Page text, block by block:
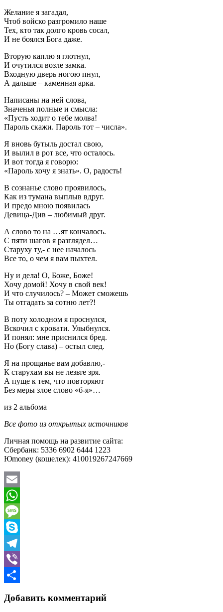
Желание я загадал,
Чтоб войско разгромило наше
Тех, кто так долго кровь сосал,
И не боялся Бога даже.
Вторую каплю я глотнул,
И очутился возле замка.
Входную дверь ногою пнул,
А дальше – каменная арка.
Написаны на ней слова,
Значенья полные и смысла:
«Пусть ходит о тебе молва!
Пароль скажи. Пароль тот – числа».
Я вновь бутыль достал свою,
И вылил в рот все, что осталось.
И вот тогда я говорю:
«Пароль хочу я знать». О, радость!
В сознанье слово проявилось,
Как из тумана выплыв вдруг.
И предо мною появилась
Девица-Див – любимый друг.
А слово то на …ят кончалось.
С пяти шагов я разглядел…
Старуху ту,- с нее началось
Все то, о чем я вам пыхтел.
Ну и дела! О, Боже, Боже!
Хочу домой! Хочу в свой век!
И что случилось? – Может сможешь
Ты отгадать за сотню лет?!
В поту холодном я проснулся,
Вскочил с кровати. Улыбнулся.
И понял: мне приснился бред.
Но (Богу слава) – остыл след.
Я на прощанье вам добавлю,-
К старухам вы не лезьте зря.
А пуще к тем, что повторяют
Без меры злое слово «б-я»…
из 2 альбома
Все фото из открытых источников
Личная помощь на развитие сайта:
Сбербанк: 5336 6902 6444 1223
Юmoney (кошелек): 410019267247669
Email
WhatsApp
Message
Skype
Telegram
Viber
Добавить комментарий